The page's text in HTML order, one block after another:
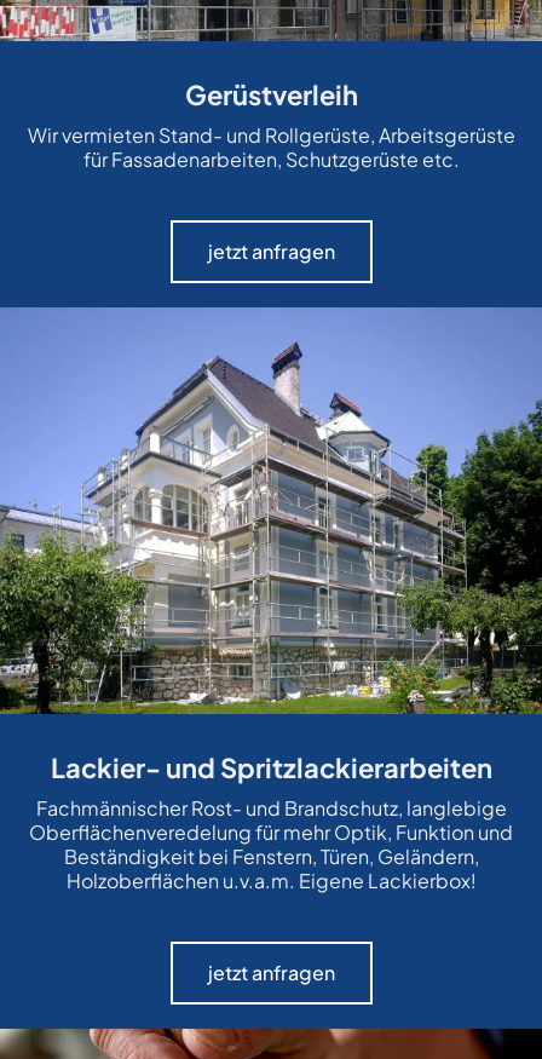
Gerüstverleih
Wir vermieten Stand- und Rollgerüste, Arbeitsgerüste
für Fassadenarbeiten, Schutzgerüste etc.
jetzt anfragen
Lackier- und Spritzlackierarbeiten
Fachmännischer Rost- und Brandschutz, langlebige
Oberflächenveredelung für mehr Optik, Funktion und
Beständigkeit bei Fenstern, Türen, Geländern,
Holzoberflächen u.v.a.m. Eigene Lackierbox!
jetzt anfragen